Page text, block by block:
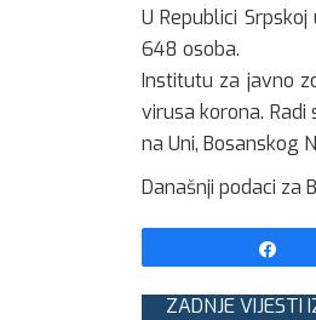
U Republici
648 osoba.
Institutu za javno
virusa korona.
na Uni, Bosanskog
Današnji podaci za
ZADNJE VIJESTI